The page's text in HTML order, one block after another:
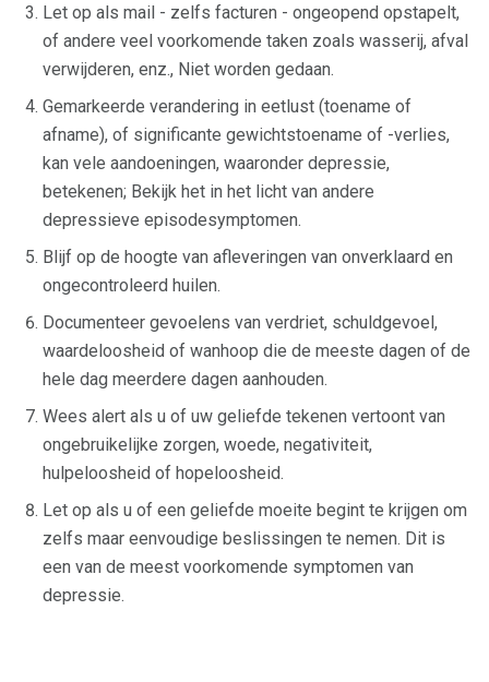
Let op als mail - zelfs facturen - ongeopend opstapelt,
of andere veel voorkomende taken zoals wasserij, afval
verwijderen, enz., Niet worden gedaan.
Gemarkeerde verandering in eetlust (toename of
afname), of significante gewichtstoename of -verlies,
kan vele aandoeningen, waaronder depressie,
betekenen; Bekijk het in het licht van andere
depressieve episodesymptomen.
Blijf op de hoogte van afleveringen van onverklaard en
ongecontroleerd huilen.
Documenteer gevoelens van verdriet, schuldgevoel,
waardeloosheid of wanhoop die de meeste dagen of de
hele dag meerdere dagen aanhouden.
Wees alert als u of uw geliefde tekenen vertoont van
ongebruikelijke zorgen, woede, negativiteit,
hulpeloosheid of hopeloosheid.
Let op als u of een geliefde moeite begint te krijgen om
zelfs maar eenvoudige beslissingen te nemen. Dit is
een van de meest voorkomende symptomen van
depressie.